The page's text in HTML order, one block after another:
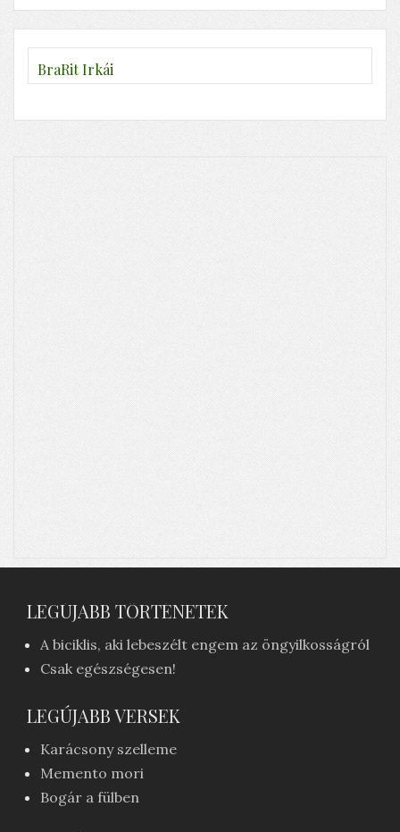
BraRit Irkái
LEGÚJABB TÖRTÉNETEK
A biciklis, aki lebeszélt engem az öngyilkosságról
Csak egészségesen!
LEGÚJABB VERSEK
Karácsony szelleme
Memento mori
Bogár a fülben